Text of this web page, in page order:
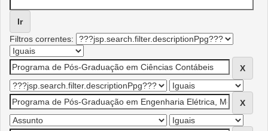
Filtros correntes: